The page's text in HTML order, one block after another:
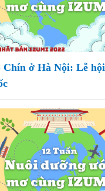
Chín ở Hà Nội: Lễ